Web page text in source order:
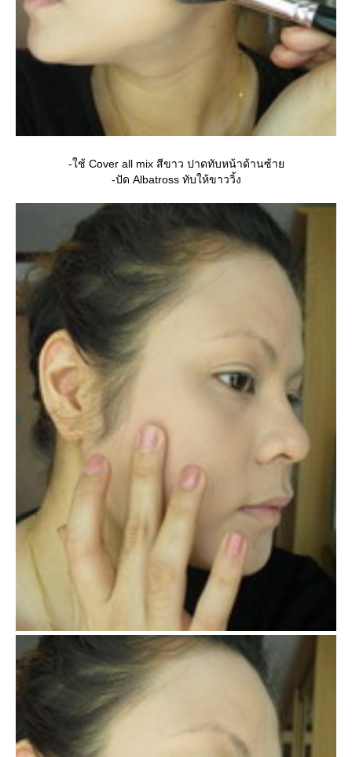
-ใช้ Cover all mix สีขาว ปาดทับหน้าด้านซ้า
-ปัด Albatross ทับให้ขาววิ้ง